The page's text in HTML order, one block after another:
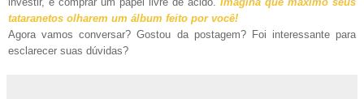
tataranetos olharem um álbum feito por você!
Agora vamos conversar? Gostou da postagem? Foi interessante para
esclarecer suas dúvidas?